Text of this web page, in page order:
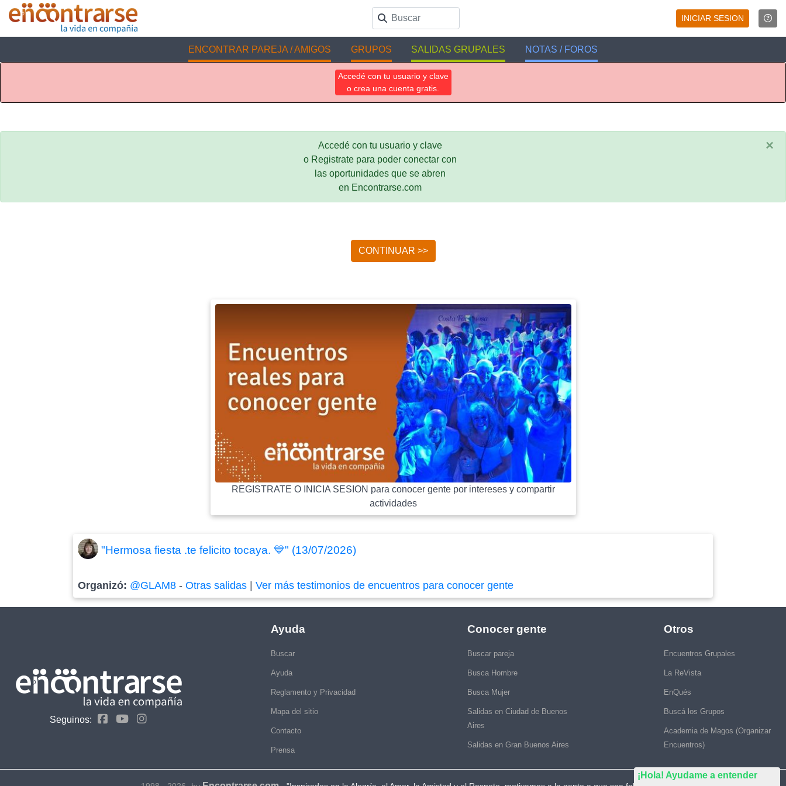
INICIAR SESION
ENCONTRAR PAREJA / AMIGOS GRUPOS SALIDAS GRUPALES NOTAS / FOROS
¡Hola! Ayudame a entender
Accedé con tu usuario y clave
o crea una cuenta gratis.
Accedé con tu usuario y clave
o Registrate para poder conectar con
las oportunidades que se abren
en Encontrarse.com
×
CONTINUAR >>
REGISTRATE O INICIA SESION para conocer gente por intereses y compartir
actividades
"Hermosa fiesta .te felicito tocaya. 💙" (13/07/2026)
Organizó: @GLAM8 -Otras salidas |Ver más testimonios de encuentros para conocer gente
Seguinos:
Ayuda
Buscar
Ayuda
Reglamento y Privacidad
Mapa del sitio
Contacto
Prensa
Conocer gente
Buscar pareja
Busca Hombre
Busca Mujer
Salidas en Ciudad de Buenos
Aires
Salidas en Gran Buenos Aires
Otros
Encuentros Grupales
La ReVista
EnQués
Buscá los Grupos
Academia de Magos (Organizar
Encuentros)